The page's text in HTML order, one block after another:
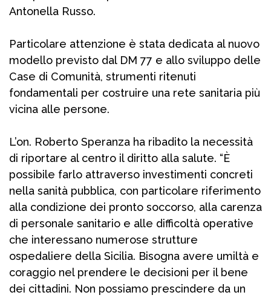
Antonella Russo.
Particolare attenzione è stata dedicata al nuovo
modello previsto dal DM 77 e allo sviluppo delle
Case di Comunità, strumenti ritenuti
fondamentali per costruire una rete sanitaria più
vicina alle persone.
L’on. Roberto Speranza ha ribadito la necessità
di riportare al centro il diritto alla salute. “È
possibile farlo attraverso investimenti concreti
nella sanità pubblica, con particolare riferimento
alla condizione dei pronto soccorso, alla carenza
di personale sanitario e alle difficoltà operative
che interessano numerose strutture
ospedaliere della Sicilia. Bisogna avere umiltà e
coraggio nel prendere le decisioni per il bene
dei cittadini. Non possiamo prescindere da un